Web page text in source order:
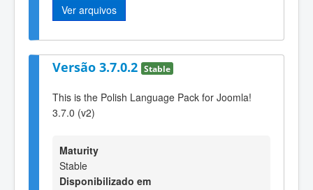
Ver arquivos
Versão 3.7.0.2 Stable
This is the Polish Language Pack for Joomla!
3.7.0 (v2)
Maturity
Stable
Disponibilizado em